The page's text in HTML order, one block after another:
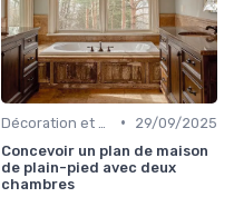
•
29/09/2025
Concevoir un plan de maison
de plain-pied avec deux
chambres